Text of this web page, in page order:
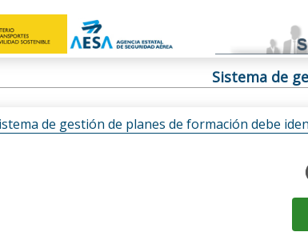
Sistema de
de gestión de planes de formación debe